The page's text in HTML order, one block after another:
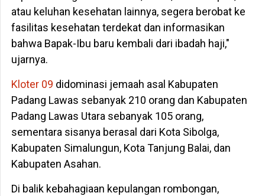
atau keluhan kesehatan lainnya, segera berobat ke
fasilitas kesehatan terdekat dan informasikan
bahwa Bapak-Ibu baru kembali dari ibadah haji,"
ujarnya.
Kloter 09 didominasi jemaah asal Kabupaten
Padang Lawas sebanyak 210 orang dan Kabupaten
Padang Lawas Utara sebanyak 105 orang,
sementara sisanya berasal dari Kota Sibolga,
Kabupaten Simalungun, Kota Tanjung Balai, dan
Kabupaten Asahan.
Di balik kebahagiaan kepulangan rombongan,